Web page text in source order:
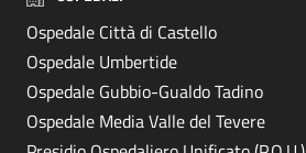
Ospedale Città di Castello
Ospedale Umbertide
Ospedale Gubbio-Gualdo Tadino
Ospedale Media Valle del Tevere